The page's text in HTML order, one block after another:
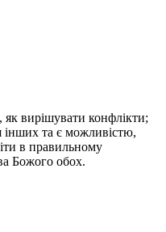
вирішувати конфлікти;
інших та є можливістю,
в правильному
Божого обох.